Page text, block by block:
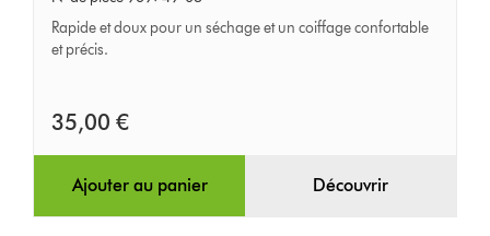
séchage
doux
Rapide et doux pour un séchage et un coiffage confortable
et précis.
35,00 €
Ajouter au panier Découvrir